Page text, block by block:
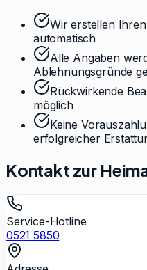
Wir erstellen
automatisch
Alle Angaben
Ablehnungsgründe
Rückwirkende
möglich
Keine
erfolgreicher
Kontakt zur
Service-Hotline
0521 5850